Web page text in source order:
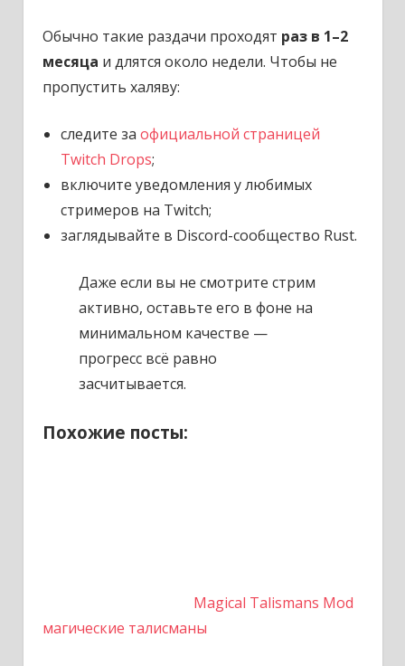
Обычно такие раздачи проходят раз в 1–2
месяца и длятся около недели. Чтобы не
пропустить халяву:
следите за официальной страницей
Twitch Drops;
включите уведомления у любимых
стримеров на Twitch;
заглядывайте в Discord-сообщество Rust.
Даже если вы не смотрите стрим
активно, оставьте его в фоне на
минимальном качестве —
прогресс всё равно
засчитывается.
Похожие посты:
Magical Talismans Mod
магические талисманы